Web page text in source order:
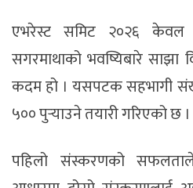
एभरेस्ट समिट २०२६ केवल
सगरमाथाको भवष्यिबारे साझा
कदम हो । यसपटक सहभागी
५०० पुर्‍याउने तयारी गरिएको छ ।
पहिलो संस्करणको